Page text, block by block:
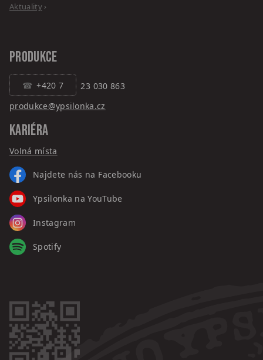
Aktuality›
PRODUKCE
+420 7
23 030 863
produkce@ypsilonka.cz
KARIÉRA
Volná místa
Najdete nás na Facebooku
Ypsilonka na YouTube
Instagram
Spotify